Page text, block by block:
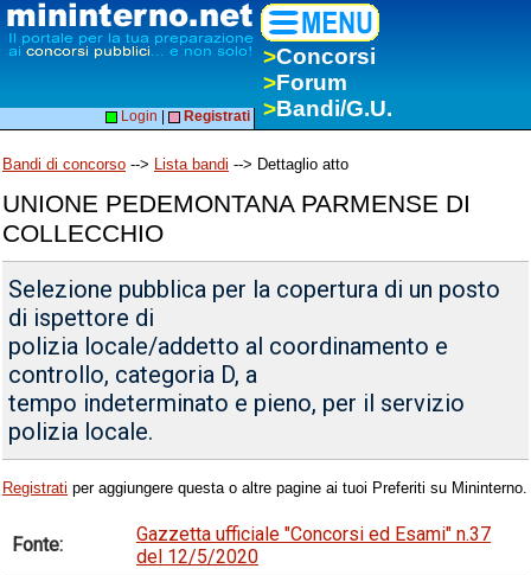
>Concorsi
>Forum
>Bandi/G.U.
Login Registrati
Bandi di concorso --> Lista bandi --> Dettaglio atto
UNIONE PEDEMONTANA PARMENSE DI
COLLECCHIO
Selezione pubblica per la copertura di un posto
di ispettore di
polizia locale/addetto al coordinamento e
controllo, categoria D, a
tempo indeterminato e pieno, per il servizio
polizia locale.
Registrati per aggiungere questa o altre pagine ai tuoi Preferiti su Mininterno.
Fonte:
Gazzetta ufficiale "Concorsi ed Esami" n.37
del 12/5/2020